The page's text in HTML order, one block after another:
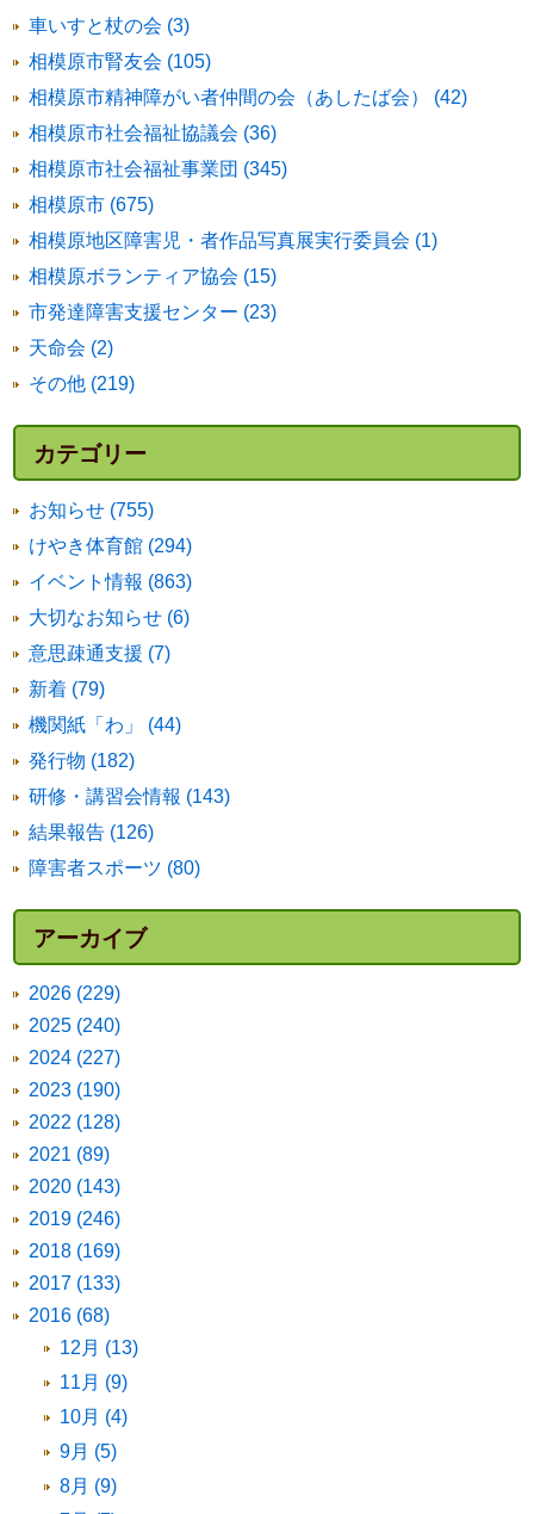
車いすと杖の会 (3)
相模原市腎友会 (105)
相模原市精神障がい者仲間の会（あしたば会） (42)
相模原市社会福祉協議会 (36)
相模原市社会福祉事業団 (345)
相模原市 (675)
相模原地区障害児・者作品写真展実行委員会 (1)
相模原ボランティア協会 (15)
市発達障害支援センター (23)
天命会 (2)
その他 (219)
カテゴリー
お知らせ (755)
けやき体育館 (294)
イベント情報 (863)
大切なお知らせ (6)
意思疎通支援 (7)
新着 (79)
機関紙「わ」 (44)
発行物 (182)
研修・講習会情報 (143)
結果報告 (126)
障害者スポーツ (80)
アーカイブ
2026 (229)
2025 (240)
2024 (227)
2023 (190)
2022 (128)
2021 (89)
2020 (143)
2019 (246)
2018 (169)
2017 (133)
2016 (68)
12月 (13)
11月 (9)
10月 (4)
9月 (5)
8月 (9)